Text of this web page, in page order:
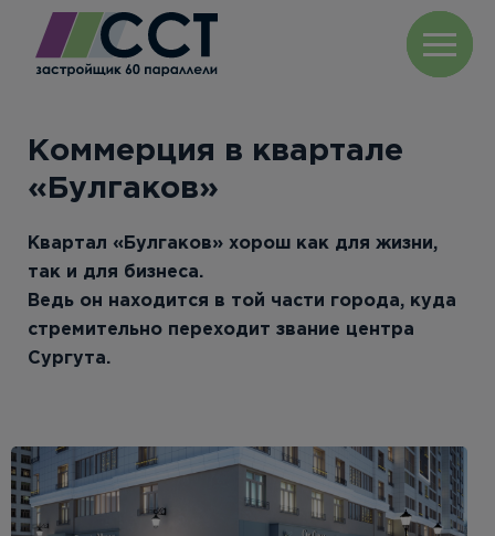
Коммерция в квартале
«Булгаков»
Квартал «Булгаков» хорош как для жизни,
так и для бизнеса.
Ведь он находится в той части города, куда
стремительно переходит звание центра
Сургута.